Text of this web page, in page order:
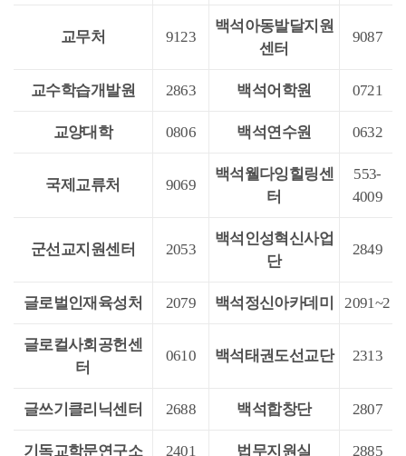
교무처 9123
백석아동발달지원
센터
9087
교수학습개발원 2863 백석어학원 0721
교양대학 0806 백석연수원 0632
국제교류처 9069
백석웰다잉힐링센
터
553-
4009
군선교지원센터 2053
백석인성혁신사업
단
2849
글로벌인재육성처 2079 백석정신아카데미 2091~2
글로컬사회공헌센
터
0610 백석태권도선교단 2313
글쓰기클리닉센터 2688 백석합창단 2807
기독교학문연구소 2401 법무지원실 2885